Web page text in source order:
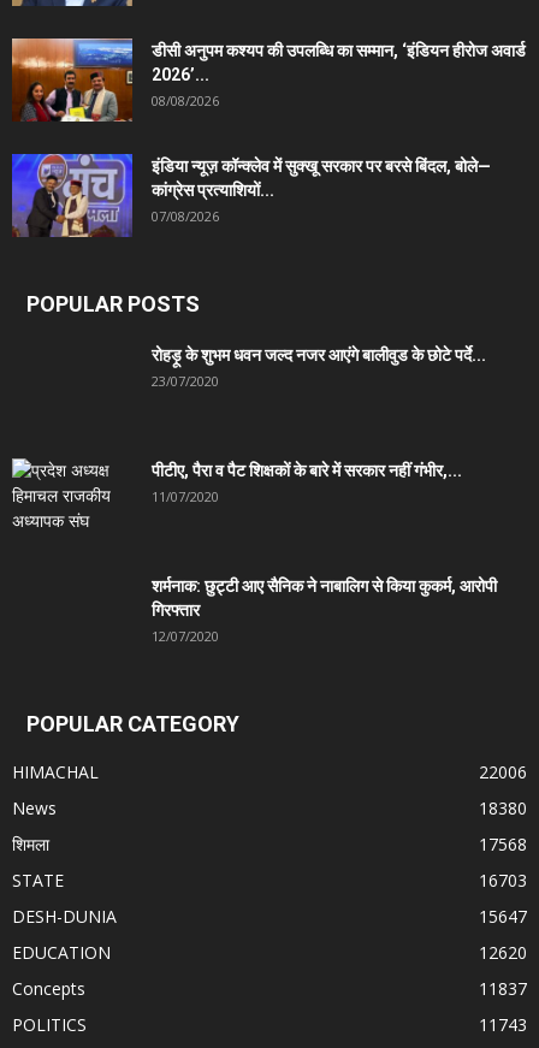
डीसी अनुपम कश्यप की उपलब्धि का सम्मान, ‘इंडियन हीरोज अवार्ड
2026’...
08/08/2026
इंडिया न्यूज़ कॉन्क्लेव में सुक्खू सरकार पर बरसे बिंदल, बोले—
कांग्रेस प्रत्याशियों...
07/08/2026
POPULAR POSTS
रोहड़ू के शुभम धवन जल्द नजर आएंगे बालीवुड के छोटे पर्दे...
23/07/2020
पीटीए, पैरा व पैट शिक्षकों के बारे में सरकार नहीं गंभीर,...
11/07/2020
शर्मनाक: छुट्टी आए सैनिक ने नाबालिग से किया कुकर्म, आरोपी
गिरफ्तार
12/07/2020
POPULAR CATEGORY
HIMACHAL
22006
News
18380
शिमला
17568
STATE
16703
DESH-DUNIA
15647
EDUCATION
12620
Concepts
11837
POLITICS
11743